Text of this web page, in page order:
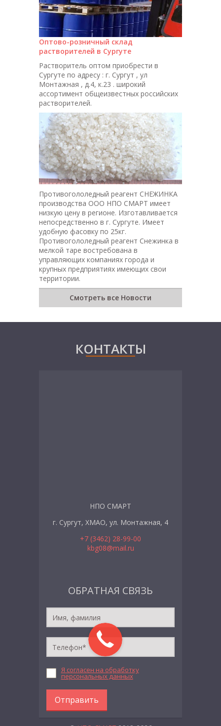
Оптово-розничный склад
растворителей в Сургуте
Растворитель оптом приобрести в
Сургуте по адресу : г. Сургут , ул
Монтажная , д.4, к.23 . широкий
ассортимент общеизвестных российских
растворителей.
Противогололедный реагент СНЕЖИНКА
производства ООО НПО СМАРТ имеет
низкую цену в регионе. Изготавливается
непосредственно в г. Сургуте. Имеет
удобную фасовку по 25кг.
Противогололедный реагент Снежинка в
мелкой таре востребована в
управляющих компаниях города и
крупных предприятиях имеющих свои
территории.
Смотреть все Новости
КОНТАКТЫ
НПО СМАРТ
г. Сургут, ХМАО, ул. Монтажная, 4
+7 (3462) 28-99-00
kbg08@mail.ru
ОБРАТНАЯ СВЯЗЬ
Я согласен на обработку
персональных данных
Отправить